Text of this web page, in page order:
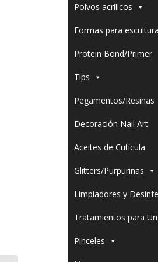
Polvos acrílicos
Formas para escultura
Protein Bond/Primer
Tips
Pegamentos/Resinas
Decoración Nail Art
Aceites de Cutícula
Glitters/Purpurinas
Limpiadores y
Tratamientos para
Pinceles